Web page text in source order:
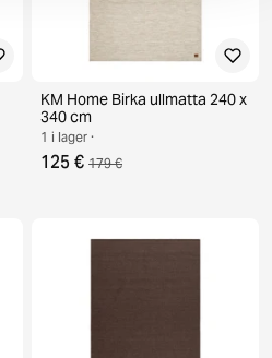
KM Home Birka ullmatta 240 x
340 cm
1 i lager ·
125 € 179 €